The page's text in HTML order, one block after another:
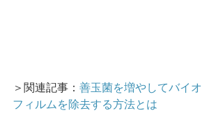
＞関連記事： 善玉菌を増やしてバイオ
フィルムを除去する方法とは